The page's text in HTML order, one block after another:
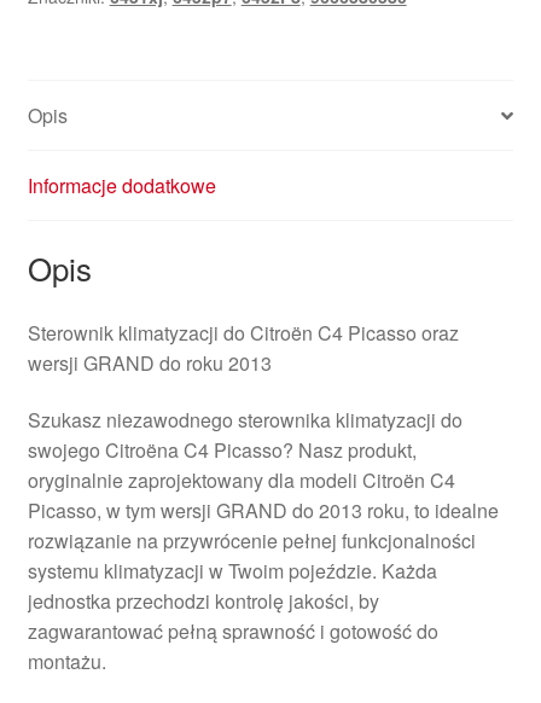
Opis
Informacje dodatkowe
Opis
Sterownik klimatyzacji do Citroën C4 Picasso oraz
wersji GRAND do roku 2013
Szukasz niezawodnego sterownika klimatyzacji do
swojego Citroëna C4 Picasso? Nasz produkt,
oryginalnie zaprojektowany dla modeli Citroën C4
Picasso, w tym wersji GRAND do 2013 roku, to idealne
rozwiązanie na przywrócenie pełnej funkcjonalności
systemu klimatyzacji w Twoim pojeździe. Każda
jednostka przechodzi kontrolę jakości, by
zagwarantować pełną sprawność i gotowość do
montażu.